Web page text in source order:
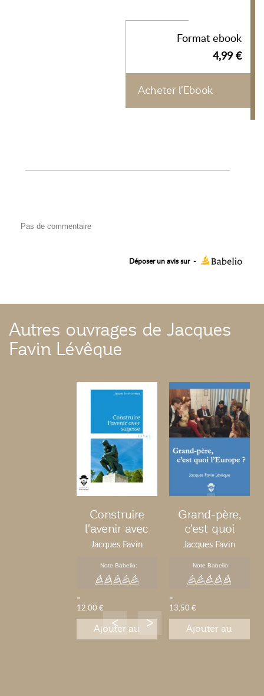
Format ebook
4,99 €
Acheter l'Ebook
Pas de commentaire
Déposer un avis sur -
Autres ouvrages de Jacques
Favin Lévêque
Construire
l'avenir avec
sagesse
Jacques Favin
Note Babelio:
-
12,00 €
Ajouter au
Grand-père,
c'est quoi
l'Europe ?
Jacques Favin
Note Babelio:
-
13,50 €
Ajouter au